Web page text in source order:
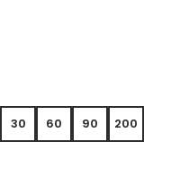
30 60 90 200